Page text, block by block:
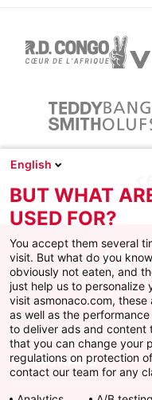
X
AS MONACO
English
BUT WHAT
USED FOR?
You accept them several
visit. But what do you
obviously not eaten, and
just help us to personalize
visit asmonaco.com,
as well as the
to deliver ads and content
that you can change your
regulations on protection
contact our team for any